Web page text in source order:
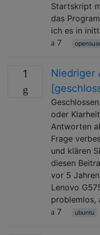
Startskript
das
ich es in
7
1
Niedriger
oder
Antworten
Frage
und klären
diesen
vor 5
Lenovo
problemlos,
7
ubuntu